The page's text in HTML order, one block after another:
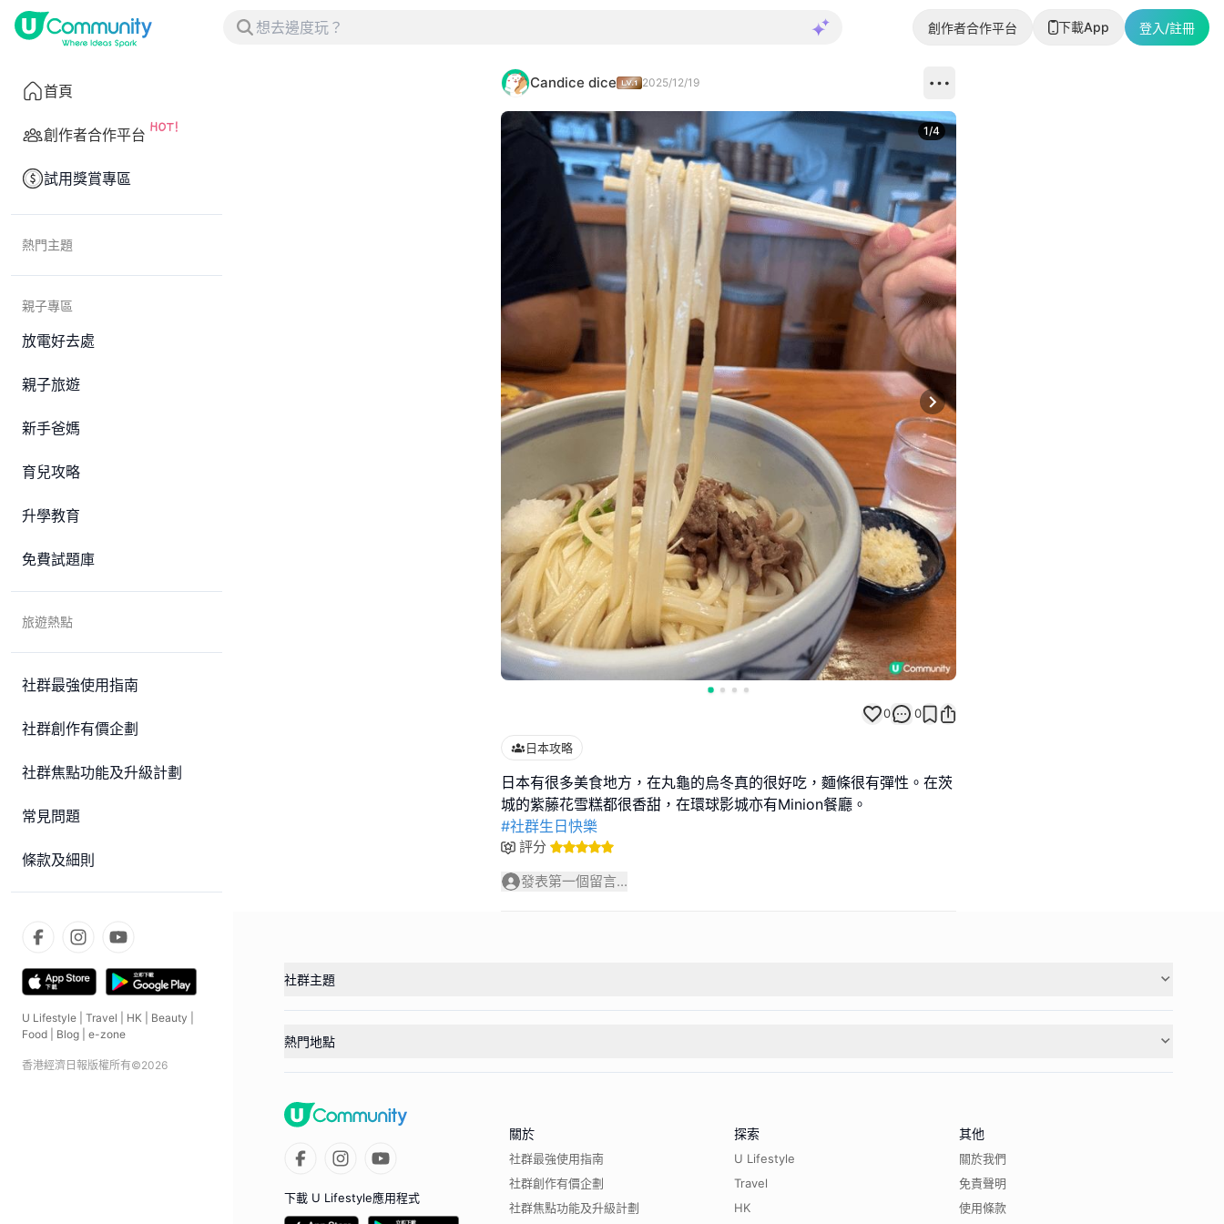
創作者合作平台 下載App 登入/註冊
首頁
創作者合作平台
試用獎賞專區
熱門主題
親子專區
放電好去處
親子旅遊
新手爸媽
育兒攻略
升學教育
免費試題庫
旅遊熱點
社群最強使用指南
社群創作有價企劃
社群焦點功能及升級計劃
常見問題
條款及細則
U Lifestyle Travel HK Beauty
Food
Blog e-zone
香港經濟日報版權所有©2026
Candice dice 2025/12/19
Next slide
1/4
0 0
日本攻略
日本有很多美食地方，在丸龜的烏冬真的很好吃，麵條很有彈性。在茨
#社群生日快樂
評分
發表第一個留言...
社群主題
熱門地點
下載 U Lifestyle應用程式
關於
社群最強使用指南
社群創作有價企劃
社群焦點功能及升級計劃
探索
U Lifestyle
Travel
HK
其他
關於我們
免責聲明
使用條款